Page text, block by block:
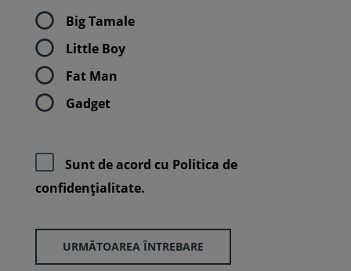
Big Tamale
Little Boy
Fat Man
Gadget
Sunt de acord cu Politica de
confidenţialitate.
URMĂTOAREA ÎNTREBARE